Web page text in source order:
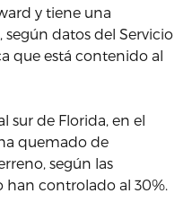
y tiene una
según datos del Servicio
que está contenido al
sur de Florida, en el
quemado de
según las
han controlado al 30%.